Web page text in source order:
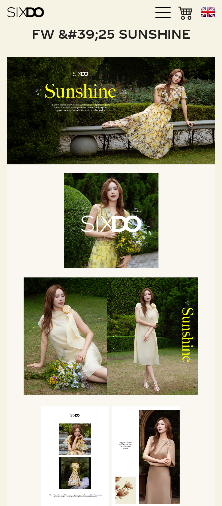
FW &#39;25 SUNSHINE